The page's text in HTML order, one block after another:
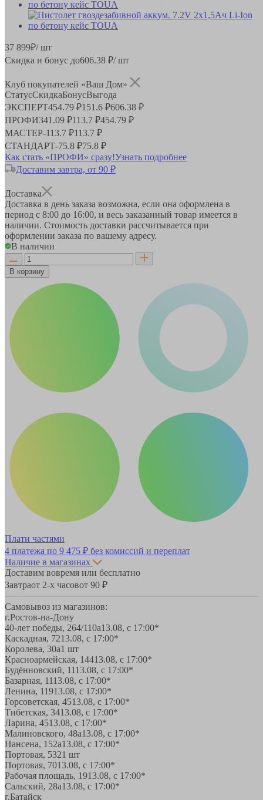
37 899₽/ шт
Скидка и бонус до606.38 ₽/ шт
Клуб покупателей «Ваш Дом»
СтатусСкидкаБонусВыгода
ЭКСПЕРТ454.79 ₽151.6 ₽606.38 ₽
ПРОФИ341.09 ₽113.7 ₽454.79 ₽
МАСТЕР-113.7 ₽113.7 ₽
СТАНДАРТ-75.8 ₽75.8 ₽
Как стать «ПРОФИ» сразу!Узнать подробнее
Доставим завтра, от 90 ₽
Доставка
Доставка в день заказа возможна, если она оформлена в
период с 8:00 до 16:00, и весь заказанный товар имеется в
наличии. Стоимость доставки рассчитывается при
оформлении заказа по вашему адресу.
В наличии
В корзину
Плати частями
4 платежа по 9 475 ₽ без комиссий и переплат
Наличие в магазинах
Доставим вовремя или бесплатно
Завтраот 2-х часовот 90 ₽
Самовывоз из магазинов:
г.Ростов-на-Дону
40-лет победы, 264/110а13.08, с 17:00*
Каскадная, 7213.08, с 17:00*
Королева, 30а1 шт
Красноармейская, 14413.08, с 17:00*
Будённовский, 1113.08, с 17:00*
Базарная, 1113.08, с 17:00*
Ленина, 11913.08, с 17:00*
Горсоветская, 4513.08, с 17:00*
Тибетская, 3413.08, с 17:00*
Ларина, 4513.08, с 17:00*
Малиновского, 48а13.08, с 17:00*
Нансена, 152а13.08, с 17:00*
Портовая, 5321 шт
Портовая, 7013.08, с 17:00*
Рабочая площадь, 1913.08, с 17:00*
Сальский, 28a13.08, с 17:00*
г.Батайск